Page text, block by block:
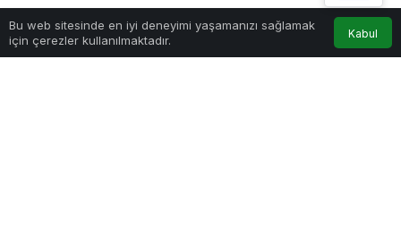
7 Kasım 2023, 15:13yayınlandı
7 Kasım 2023, 15:15
güncellendi
Bu web sitesinde en iyi deneyimi yaşamanızı sağlamak
için çerezler kullanılmaktadır.
Kabul